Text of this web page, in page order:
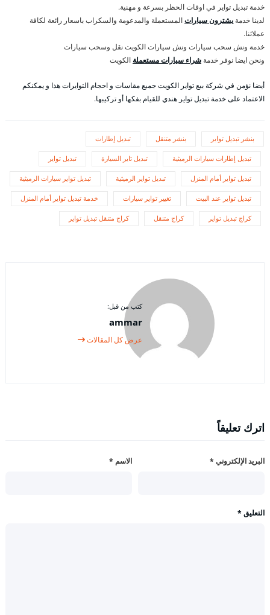
خدمة تبديل تواير في اوقات الحظر بسرعة و مهنية.
لدينا خدمةيشترون سياراتالمستعملة والمدعومة والسكراب باسعار رائعة لكافة
عملائنا.
خدمة ونش سحب سيارات ونش سيارات الكويت نقل وسحب سيارات
ونحن ايضا نوفر خدمة شراء سيارات مستعملة الكويت
أيضا نؤمن في شركة بيع تواير الكويت جميع مقاسات و احجام التوايرات هذا و يمكنكم
الاعتماد على خدمة تبديل تواير هندي للقيام بفكها أو تركيبها.
بنشر تبديل تواير بنشر متنقل تبديل إطارات
تبديل إطارات سيارات الرميثية تبديل تاير السيارة تبديل تواير
تبديل تواير أمام المنزل تبديل تواير الرميثية تبديل تواير سيارات الرميثية
تبديل تواير عند البيت تغيير تواير سيارات خدمة تبديل تواير أمام المنزل
كراج تبديل تواير كراج متنقل كراج متنقل تبديل تواير
كتب من قبل:
ammar
عرض كل المقالات
اترك تعليقاً
الاسم * البريد الإلكتروني *
التعليق *